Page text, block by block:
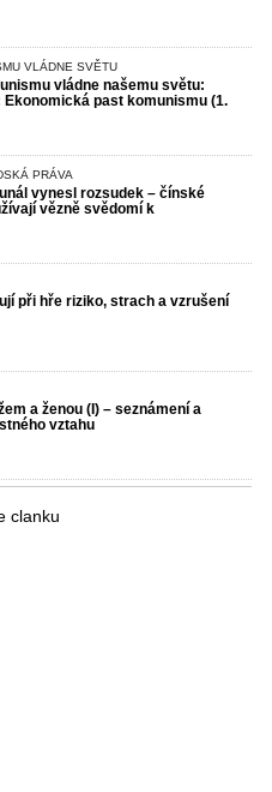
VLÁDNE SVĚTU
vládne našemu světu:
past komunismu (1.
PRÁVA
vynesl rozsudek – čínské
vězně svědomí k
při hře riziko, strach a vzrušení
a ženou (I) – seznámení a
vztahu